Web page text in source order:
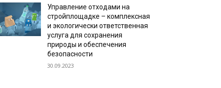
Управление отходами на
стройплощадке – комплексная
и экологически ответственная
услуга для сохранения
природы и обеспечения
безопасности
30.09.2023